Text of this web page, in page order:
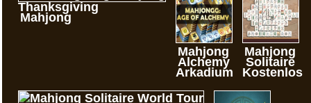
Thanksgiving
Mahjong
Mahjong
Alchemy
Arkadium
Mahjong
Solitaire
Kostenlos